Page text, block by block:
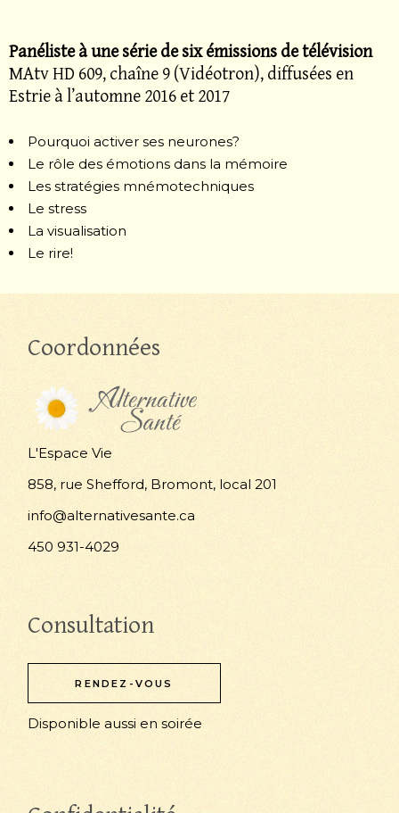
Panéliste à une série de six émissions de télévision
MAtv HD 609, chaîne 9 (Vidéotron), diffusées en
Estrie à l’automne 2016 et 2017
Pourquoi activer ses neurones?
Le rôle des émotions dans la mémoire
Les stratégies mnémotechniques
Le stress
La visualisation
Le rire!
Coordonnées
L'Espace Vie
858, rue Shefford, Bromont, local 201
info@alternativesante.ca
450 931-4029
Consultation
RENDEZ-VOUS
Disponible aussi en soirée